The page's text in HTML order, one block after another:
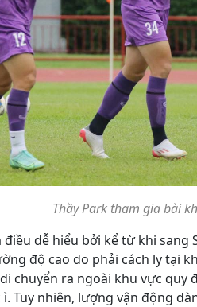
Thầy Park tham gia bài
điều dễ hiểu bởi kể từ khi
độ cao do phải cách ly tại
chuyển ra ngoài khu vực quy
ì. Tuy nhiên, lượng vận động